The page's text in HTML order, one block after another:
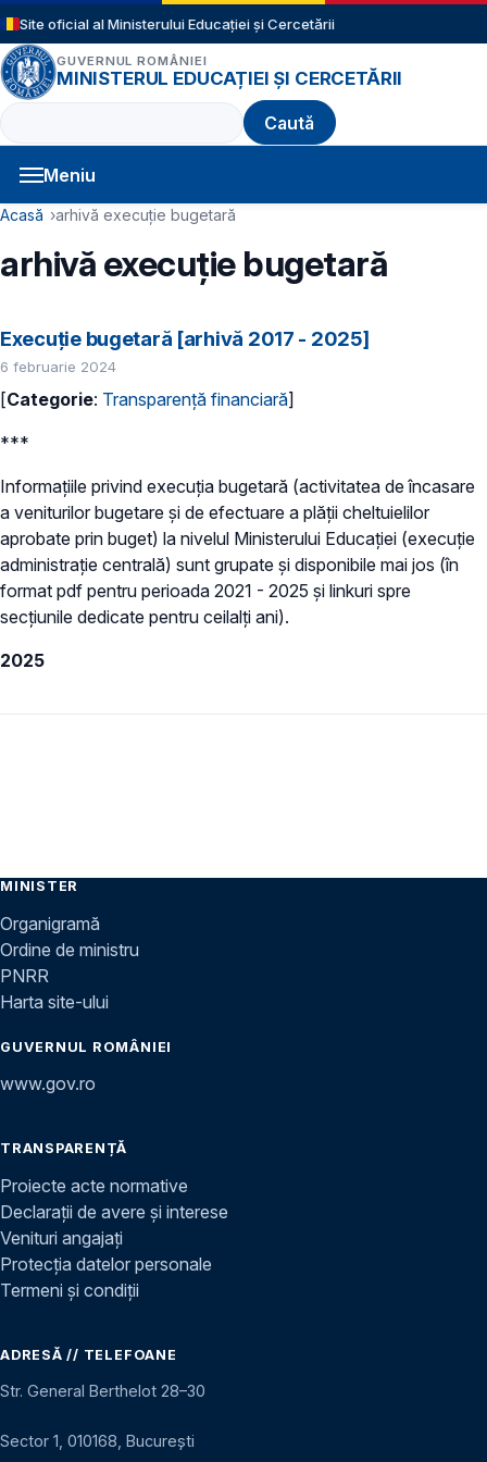
Sari la conținutul principal
Site oficial al Ministerului Educației și Cercetării
GUVERNUL ROMÂNIEI
MINISTERUL EDUCAȚIEI ȘI CERCETĂRII
Caută
Meniu
Navigație principală
Cale de navigare
Acasă arhivă execuție bugetară
arhivă execuție bugetară
Execuție bugetară [arhivă 2017 - 2025]
6 februarie 2024
[Categorie: Transparență financiară]
***
Informațiile privind execuția bugetară (activitatea de încasare
a veniturilor bugetare şi de efectuare a plăţii cheltuielilor
aprobate prin buget) la nivelul Ministerului Educației (execuție
administrație centrală) sunt grupate și disponibile mai jos (în
format pdf pentru perioada 2021 - 2025 și linkuri spre
secțiunile dedicate pentru ceilalți ani).
2025
MINISTER
Organigramă
Ordine de ministru
PNRR
Harta site-ului
GUVERNUL ROMÂNIEI
www.gov.ro
TRANSPARENȚĂ
Proiecte acte normative
Declarații de avere și interese
Venituri angajați
Protecția datelor personale
Termeni și condiții
ADRESĂ // TELEFOANE
Str. General Berthelot 28–30
Sector 1, 010168, București